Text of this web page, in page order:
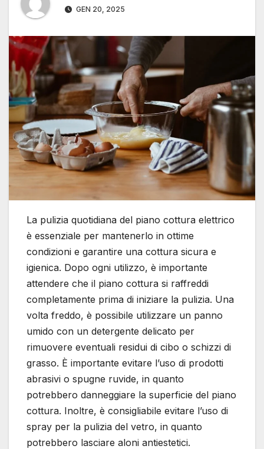
GEN 20, 2025
La pulizia quotidiana del piano cottura elettrico
è essenziale per mantenerlo in ottime
condizioni e garantire una cottura sicura e
igienica. Dopo ogni utilizzo, è importante
attendere che il piano cottura si raffreddi
completamente prima di iniziare la pulizia. Una
volta freddo, è possibile utilizzare un panno
umido con un detergente delicato per
rimuovere eventuali residui di cibo o schizzi di
grasso. È importante evitare l’uso di prodotti
abrasivi o spugne ruvide, in quanto
potrebbero danneggiare la superficie del piano
cottura. Inoltre, è consigliabile evitare l’uso di
spray per la pulizia del vetro, in quanto
potrebbero lasciare aloni antiestetici.